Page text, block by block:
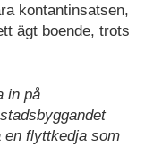
kontantinsatsen,
ägt boende, trots
in på
en flyttkedja som